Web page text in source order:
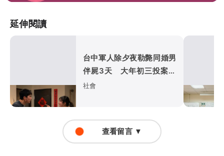
延伸閱讀
台中軍人除夕夜勒斃同婚男
伴屍3天 大年初三投案！
家暴殺人罪起訴
社會
查看留言 ▼